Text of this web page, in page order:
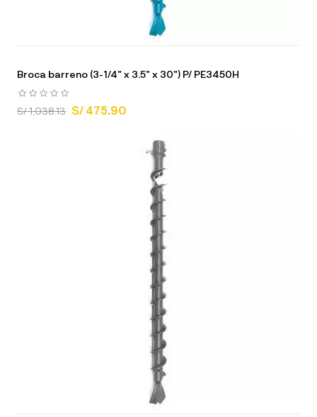
Broca barreno (3-1/4" x 3.5" x 30") P/ PE3450H
S/ 1,038.13 S/ 475.90